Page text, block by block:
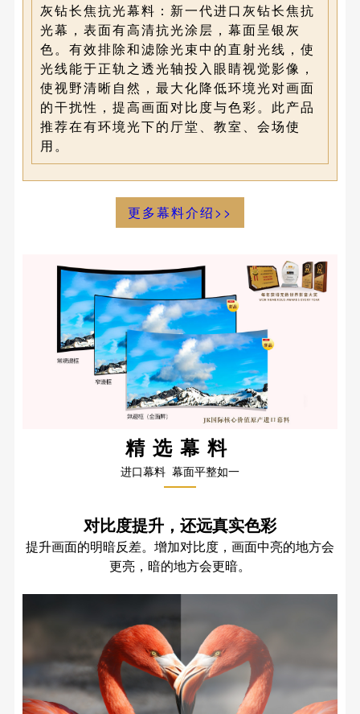
灰钻长焦抗光幕料： 新一代进口灰钻长焦抗
光幕，表面有高清抗光涂层，幕面呈银灰
色。 有效排除和滤除光束中的直射光线，使
光线能于正轨之透光轴投入眼睛视觉影像，
使视野清晰自然，最大化降低环境光对画面
的干扰性，提高画面对比度与色彩。此产品
推荐在有环境光下的厅堂、教室、会场使
用。
更多幕料介绍>>
精选幕料
进口幕料 幕面平整如一
对比度提升，还远真实色彩
提升画面的明暗反差。增加对比度，画面中亮的地方会
更亮，暗的地方会更暗。